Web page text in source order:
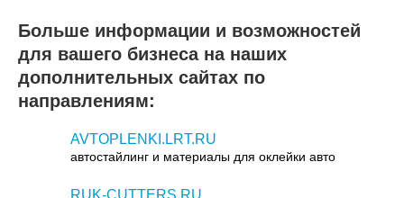
Больше информации и возможностей
для вашего бизнеса на наших
дополнительных сайтах по
направлениям:
AVTOPLENKI.LRT.RU
автостайлинг и материалы для оклейки авто